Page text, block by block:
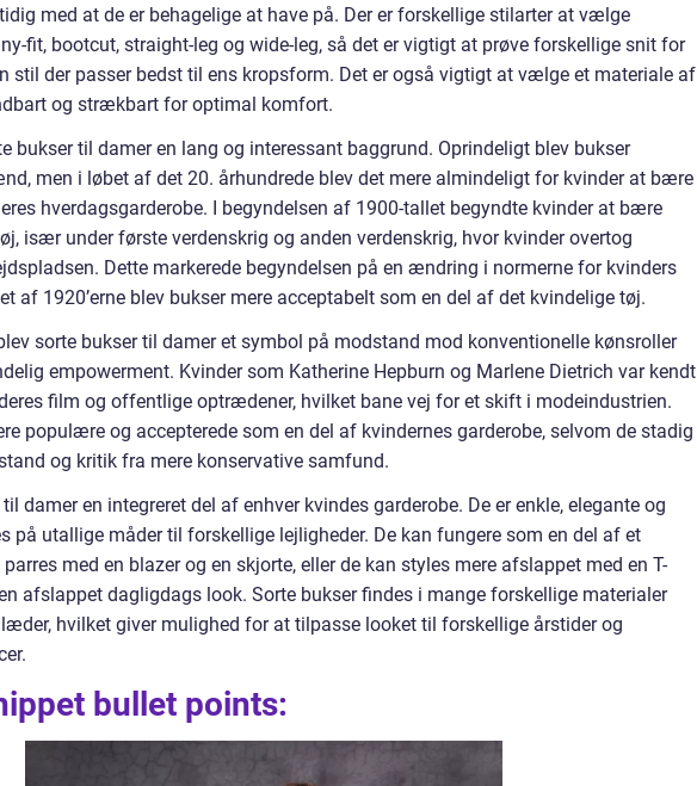
med at de er behagelige at have på. Der er forskellige stilarter at vælge
fit, bootcut, straight-leg og wide-leg, så det er vigtigt at prøve forskellige snit for
stil der passer bedst til ens kropsform. Det er også vigtigt at vælge et materiale af
og strækbart for optimal komfort.
bukser til damer en lang og interessant baggrund. Oprindeligt blev bukser
men i løbet af det 20. århundrede blev det mere almindeligt for kvinder at bære
hverdagsgarderobe. I begyndelsen af 1900-tallet begyndte kvinder at bære
især under første verdenskrig og anden verdenskrig, hvor kvinder overtog
Dette markerede begyndelsen på en ændring i normerne for kvinders
af 1920’erne blev bukser mere acceptabelt som en del af det kvindelige tøj.
sorte bukser til damer et symbol på modstand mod konventionelle kønsroller
empowerment. Kvinder som Katherine Hepburn og Marlene Dietrich var kendt
film og offentlige optrædener, hvilket bane vej for et skift i modeindustrien.
populære og accepterede som en del af kvindernes garderobe, selvom de stadig
og kritik fra mere konservative samfund.
damer en integreret del af enhver kvindes garderobe. De er enkle, elegante og
på utallige måder til forskellige lejligheder. De kan fungere som en del af et
med en blazer og en skjorte, eller de kan styles mere afslappet med en T-
afslappet dagligdags look. Sorte bukser findes i mange forskellige materialer
hvilket giver mulighed for at tilpasse looket til forskellige årstider og
bullet points: